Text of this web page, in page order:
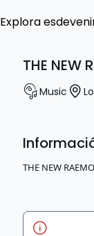
Explora
THE NEW
Music
THE NEW